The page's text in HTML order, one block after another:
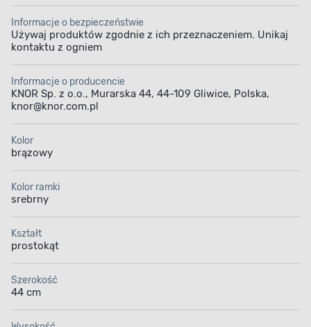
Informacje o bezpieczeństwie
Używaj produktów zgodnie z ich przeznaczeniem. Unikaj
kontaktu z ogniem
Informacje o producencie
KNOR Sp. z o.o., Murarska 44, 44-109 Gliwice, Polska,
knor@knor.com.pl
Kolor
brązowy
Kolor ramki
srebrny
Kształt
prostokąt
Szerokość
44 cm